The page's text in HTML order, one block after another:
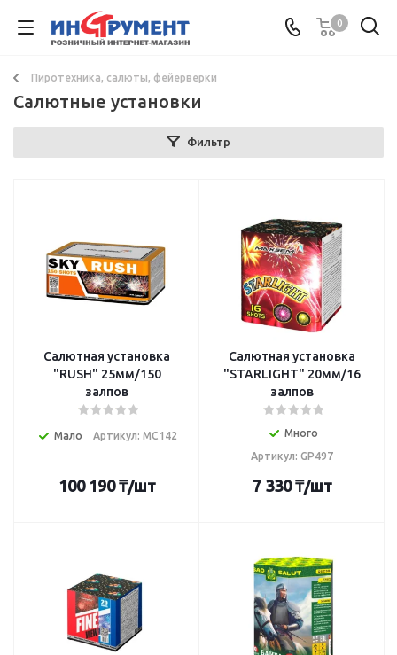
0
Пиротехника, салюты, фейерверки
Салютные установки
Фильтр
Салютная установка
"RUSH" 25мм/150
залпов
Мало Артикул: MC142
100 190₸/шт
Салютная установка
"STARLIGHT" 20мм/16
залпов
Много
Артикул: GP497
7 330₸/шт